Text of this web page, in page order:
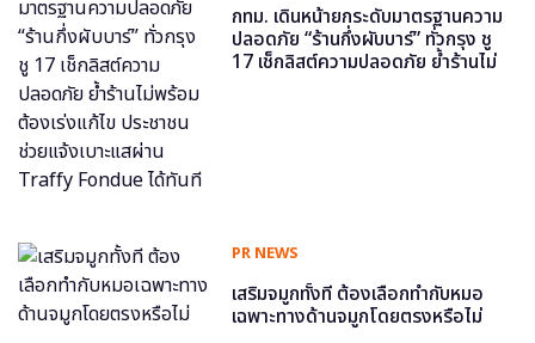
กทม. เดินหน้ายกระดับมาตรฐานความ
ปลอดภัย “ร้านกึ่งผับบาร์” ทั่วกรุง ชู
17 เช็กลิสต์ความปลอดภัย ย้ำร้านไม่
PR NEWS
เสริมจมูกทั้งที ต้องเลือกทำกับหมอ
เฉพาะทางด้านจมูกโดยตรงหรือไม่